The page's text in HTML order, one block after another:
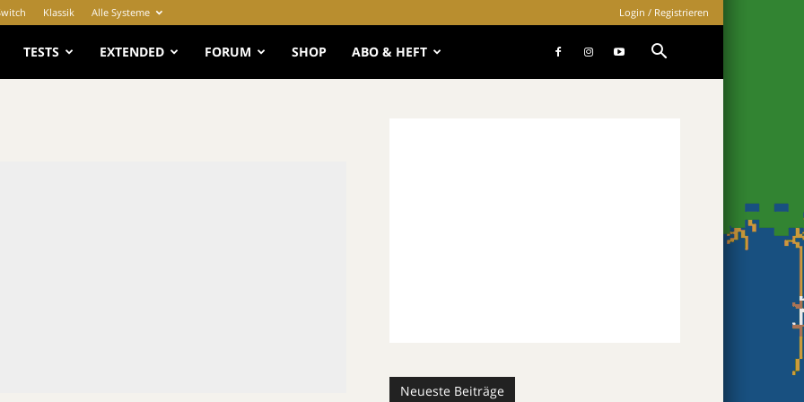
Klassik Alle Systeme Login / Registrieren
TESTS EXTENDED FORUM SHOP ABO & HEFT
Neueste Beiträge